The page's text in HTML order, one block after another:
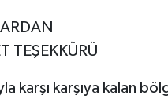
TEŞEKKÜRÜ
karşı karşıya kalan